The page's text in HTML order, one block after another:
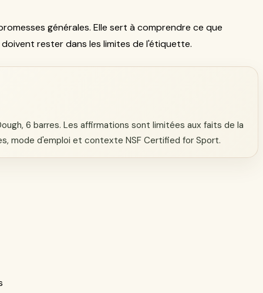
générales. Elle sert à comprendre ce que
rester dans les limites de l'étiquette.
6 barres. Les affirmations sont limitées aux faits de la
mode d'emploi et contexte NSF Certified for Sport.